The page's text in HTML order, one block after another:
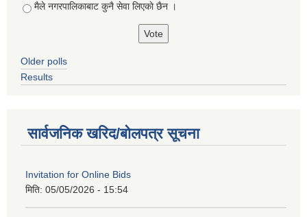
मैले नगरपालिकाबाट कुनै सेवा लिएकाे छैन ।
Older polls
Results
सार्वजनिक खरिद/बोलपत्र सूचना
Invitation for Online Bids
मिति: 05/05/2026 - 15:54